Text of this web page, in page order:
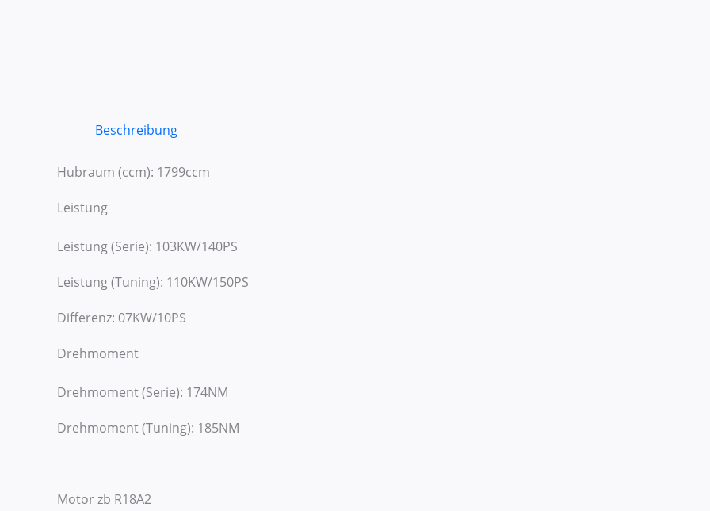
Beschreibung
Hubraum (ccm): 1799ccm
Leistung
Leistung (Serie): 103KW/140PS
Leistung (Tuning): 110KW/150PS
Differenz: 07KW/10PS
Drehmoment
Drehmoment (Serie): 174NM
Drehmoment (Tuning): 185NM
Motor zb R18A2